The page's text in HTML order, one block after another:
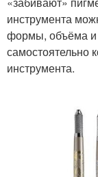
инструмента
формы, объёма и
самостоятельно
инструмента.